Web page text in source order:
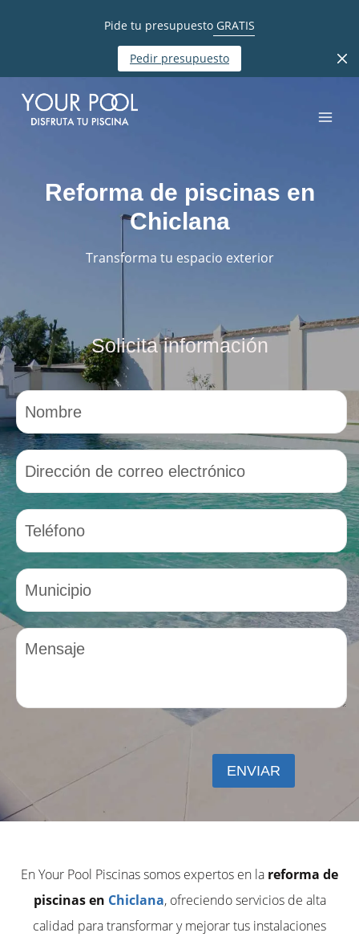
Pide tu presupuesto GRATIS
Pedir presupuesto
Reforma de piscinas en
Chiclana
Transforma tu espacio exterior
Solicita información
En Your Pool Piscinas somos expertos en la reforma de
piscinas en Chiclana, ofreciendo servicios de alta
calidad para transformar y mejorar tus instalaciones